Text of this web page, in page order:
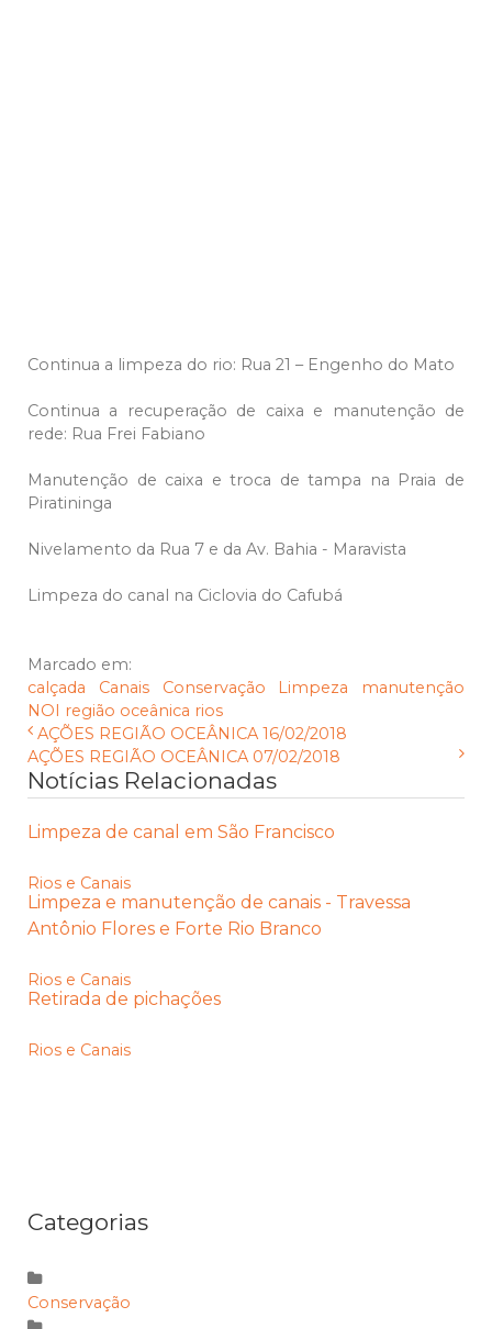
Continua a limpeza do rio: Rua 21 – Engenho do Mato
Continua a recuperação de caixa e manutenção de
rede: Rua Frei Fabiano
Manutenção de caixa e troca de tampa na Praia de
Piratininga
Nivelamento da Rua 7 e da Av. Bahia - Maravista
Limpeza do canal na Ciclovia do Cafubá
Marcado em:
calçada
Canais Conservação Limpeza
manutenção
NOI
região oceânica rios
AÇÕES REGIÃO OCEÂNICA 16/02/2018
AÇÕES REGIÃO OCEÂNICA 07/02/2018
Notícias Relacionadas
Limpeza de canal em São Francisco
Rios e Canais
Limpeza e manutenção de canais - Travessa
Antônio Flores e Forte Rio Branco
Rios e Canais
Retirada de pichações
Rios e Canais
Categorias
Conservação